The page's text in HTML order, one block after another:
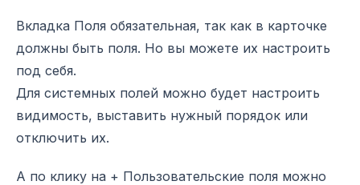
Вкладка Поля обязательная, так как в карточке
должны быть поля. Но вы можете их настроить
под себя.
Для системных полей можно будет настроить
видимость, выставить нужный порядок или
отключить их.
А по клику на + Пользовательские поля можно